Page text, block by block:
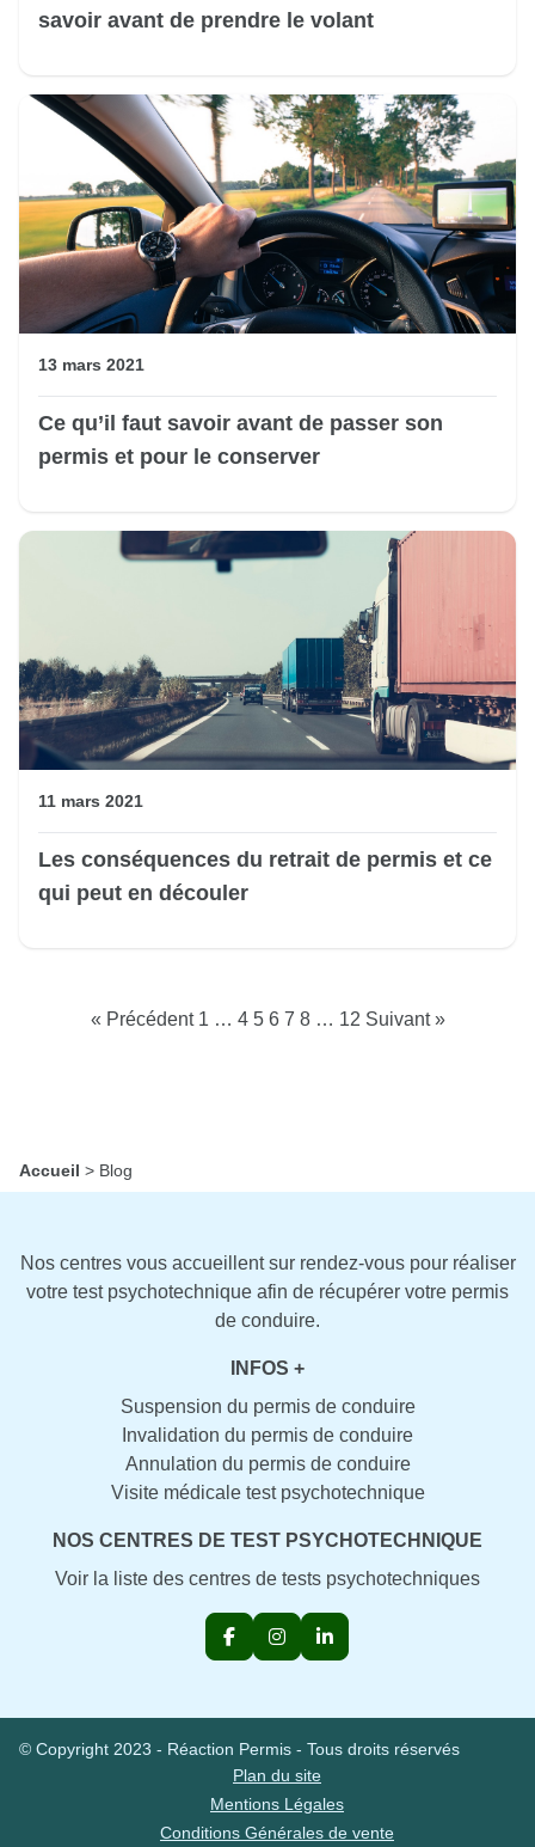
savoir avant de prendre le volant
13 mars 2021
Ce qu’il faut savoir avant de passer son
permis et pour le conserver
11 mars 2021
Les conséquences du retrait de permis et ce
qui peut en découler
Pagination
« Précédent 1 … 4 5 6 7 8 … 12 Suivant »
Accueil > Blog
Nos centres vous accueillent sur rendez-vous pour réaliser
votre test psychotechnique afin de récupérer votre permis
de conduire.
INFOS +
Suspension du permis de conduire
Invalidation du permis de conduire
Annulation du permis de conduire
Visite médicale test psychotechnique
NOS CENTRES DE TEST PSYCHOTECHNIQUE
Voir la liste des centres de tests psychotechniques
© Copyright 2023 - Réaction Permis - Tous droits réservés
Plan du site
Mentions Légales
Conditions Générales de vente